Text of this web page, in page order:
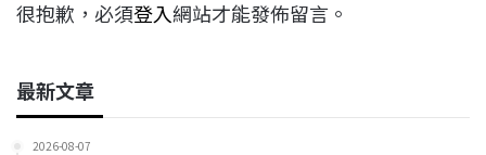
很抱歉，必須登入網站才能發佈留言。
最新文章
2026-08-07